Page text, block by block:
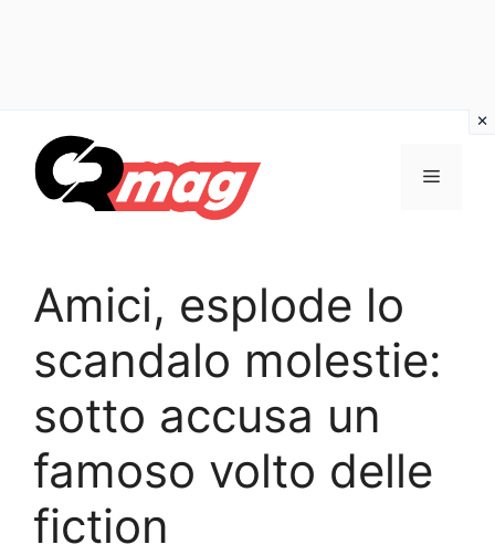
contenuto
Menu
Amici, esplode lo
scandalo molestie:
sotto accusa un
famoso volto delle
fiction